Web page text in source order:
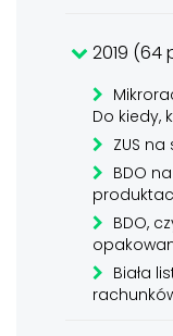
2019 (64
Do kiedy,
ZUS
BDO
BDO,
Biała